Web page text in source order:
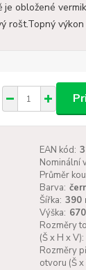
obložené
rošt.Topný výkon
EAN kód:
Nominální
Průměr
Barva:
Šířka: 390
Výška:
Rozměry
(Š x H x V):
Rozměry
otvoru (Š x